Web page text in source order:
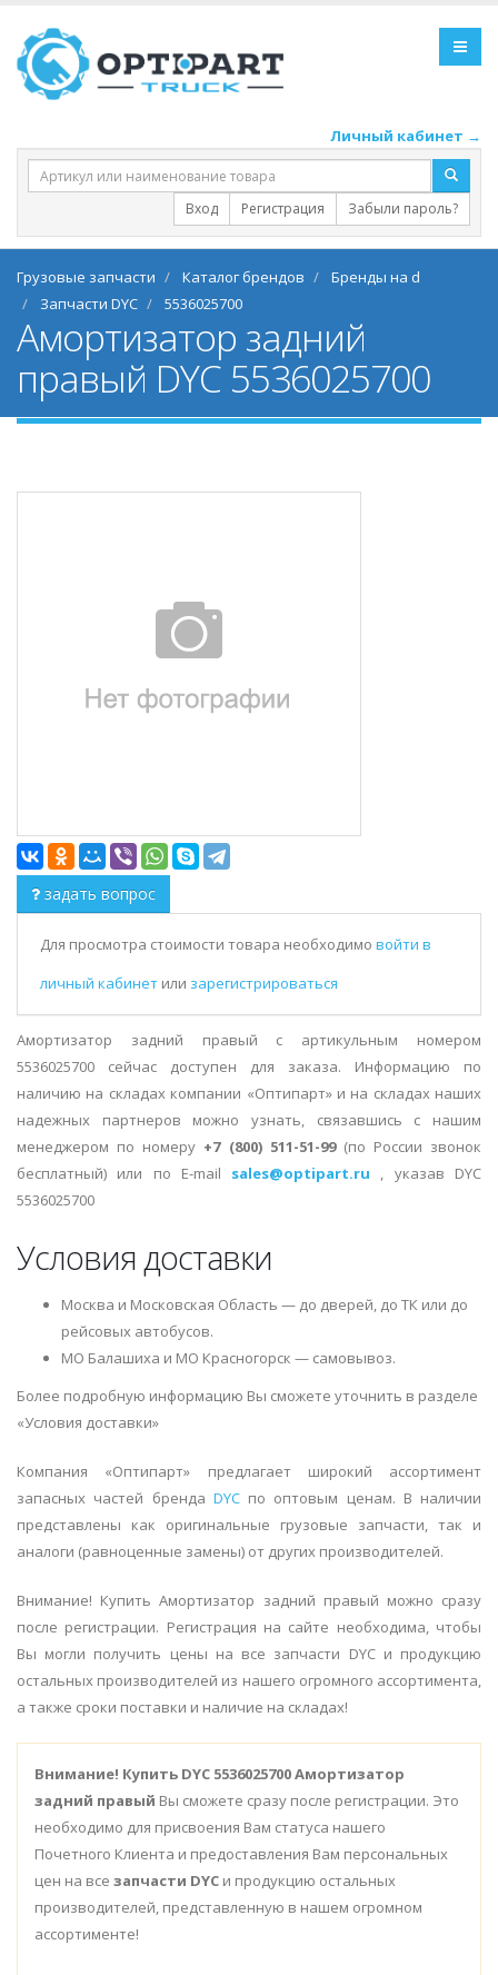
Личный кабинет →
Вход Регистрация Забыли пароль?
Грузовые запчасти Каталог брендов
Бренды на d
Запчасти DYC
5536025700
Амортизатор задний
правый DYC 5536025700
задать вопрос
Для просмотра стоимости товара необходимо войти в
личный кабинет или зарегистрироваться
Амортизатор задний правый с артикульным номером
5536025700 сейчас доступен для заказа. Информацию по
наличию на складах компании «Оптипарт» и на складах наших
надежных партнеров можно узнать, связавшись с нашим
менеджером по номеру +7 (800) 511-51-99(по России звонок
бесплатный) или по E-mail sales@optipart.ru
, указав DYC
5536025700
Условия доставки
Москва и Московская Область — до дверей, до ТК или до
рейсовых автобусов.
МО Балашиха и МО Красногорск — самовывоз.
Более подробную информацию Вы сможете уточнить в разделе
«Условия доставки»
Компания «Оптипарт» предлагает широкий ассортимент
запасных частей бренда DYCпо оптовым ценам. В наличии
представлены как оригинальные грузовые запчасти, так и
аналоги (равноценные замены) от других производителей.
Внимание! Купить Амортизатор задний правый можно сразу
после регистрации. Регистрация на сайте необходима, чтобы
Вы могли получить цены на все запчасти DYC и продукцию
остальных производителей из нашего огромного ассортимента,
а также сроки поставки и наличие на складах!
Внимание! Купить DYC 5536025700 Амортизатор
задний правый Вы сможете сразу после регистрации. Это
необходимо для присвоения Вам статуса нашего
Почетного Клиента и предоставления Вам персональных
цен на все запчасти DYC и продукцию остальных
производителей, представленную в нашем огромном
ассортименте!